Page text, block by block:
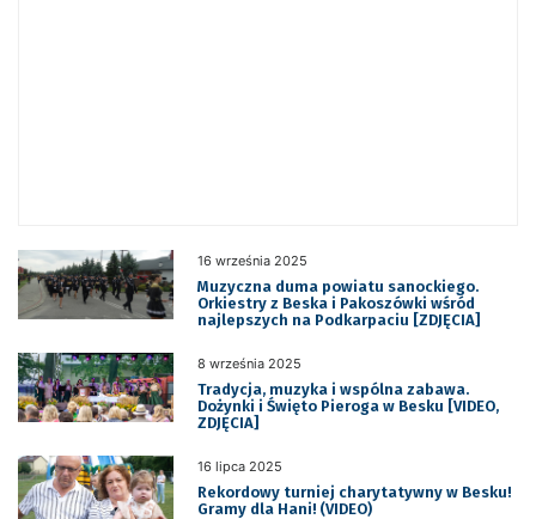
16 września 2025
Muzyczna duma powiatu sanockiego.
Orkiestry z Beska i Pakoszówki wśród
najlepszych na Podkarpaciu [ZDJĘCIA]
8 września 2025
Tradycja, muzyka i wspólna zabawa.
Dożynki i Święto Pieroga w Besku [VIDEO,
ZDJĘCIA]
16 lipca 2025
Rekordowy turniej charytatywny w Besku!
Gramy dla Hani! (VIDEO)